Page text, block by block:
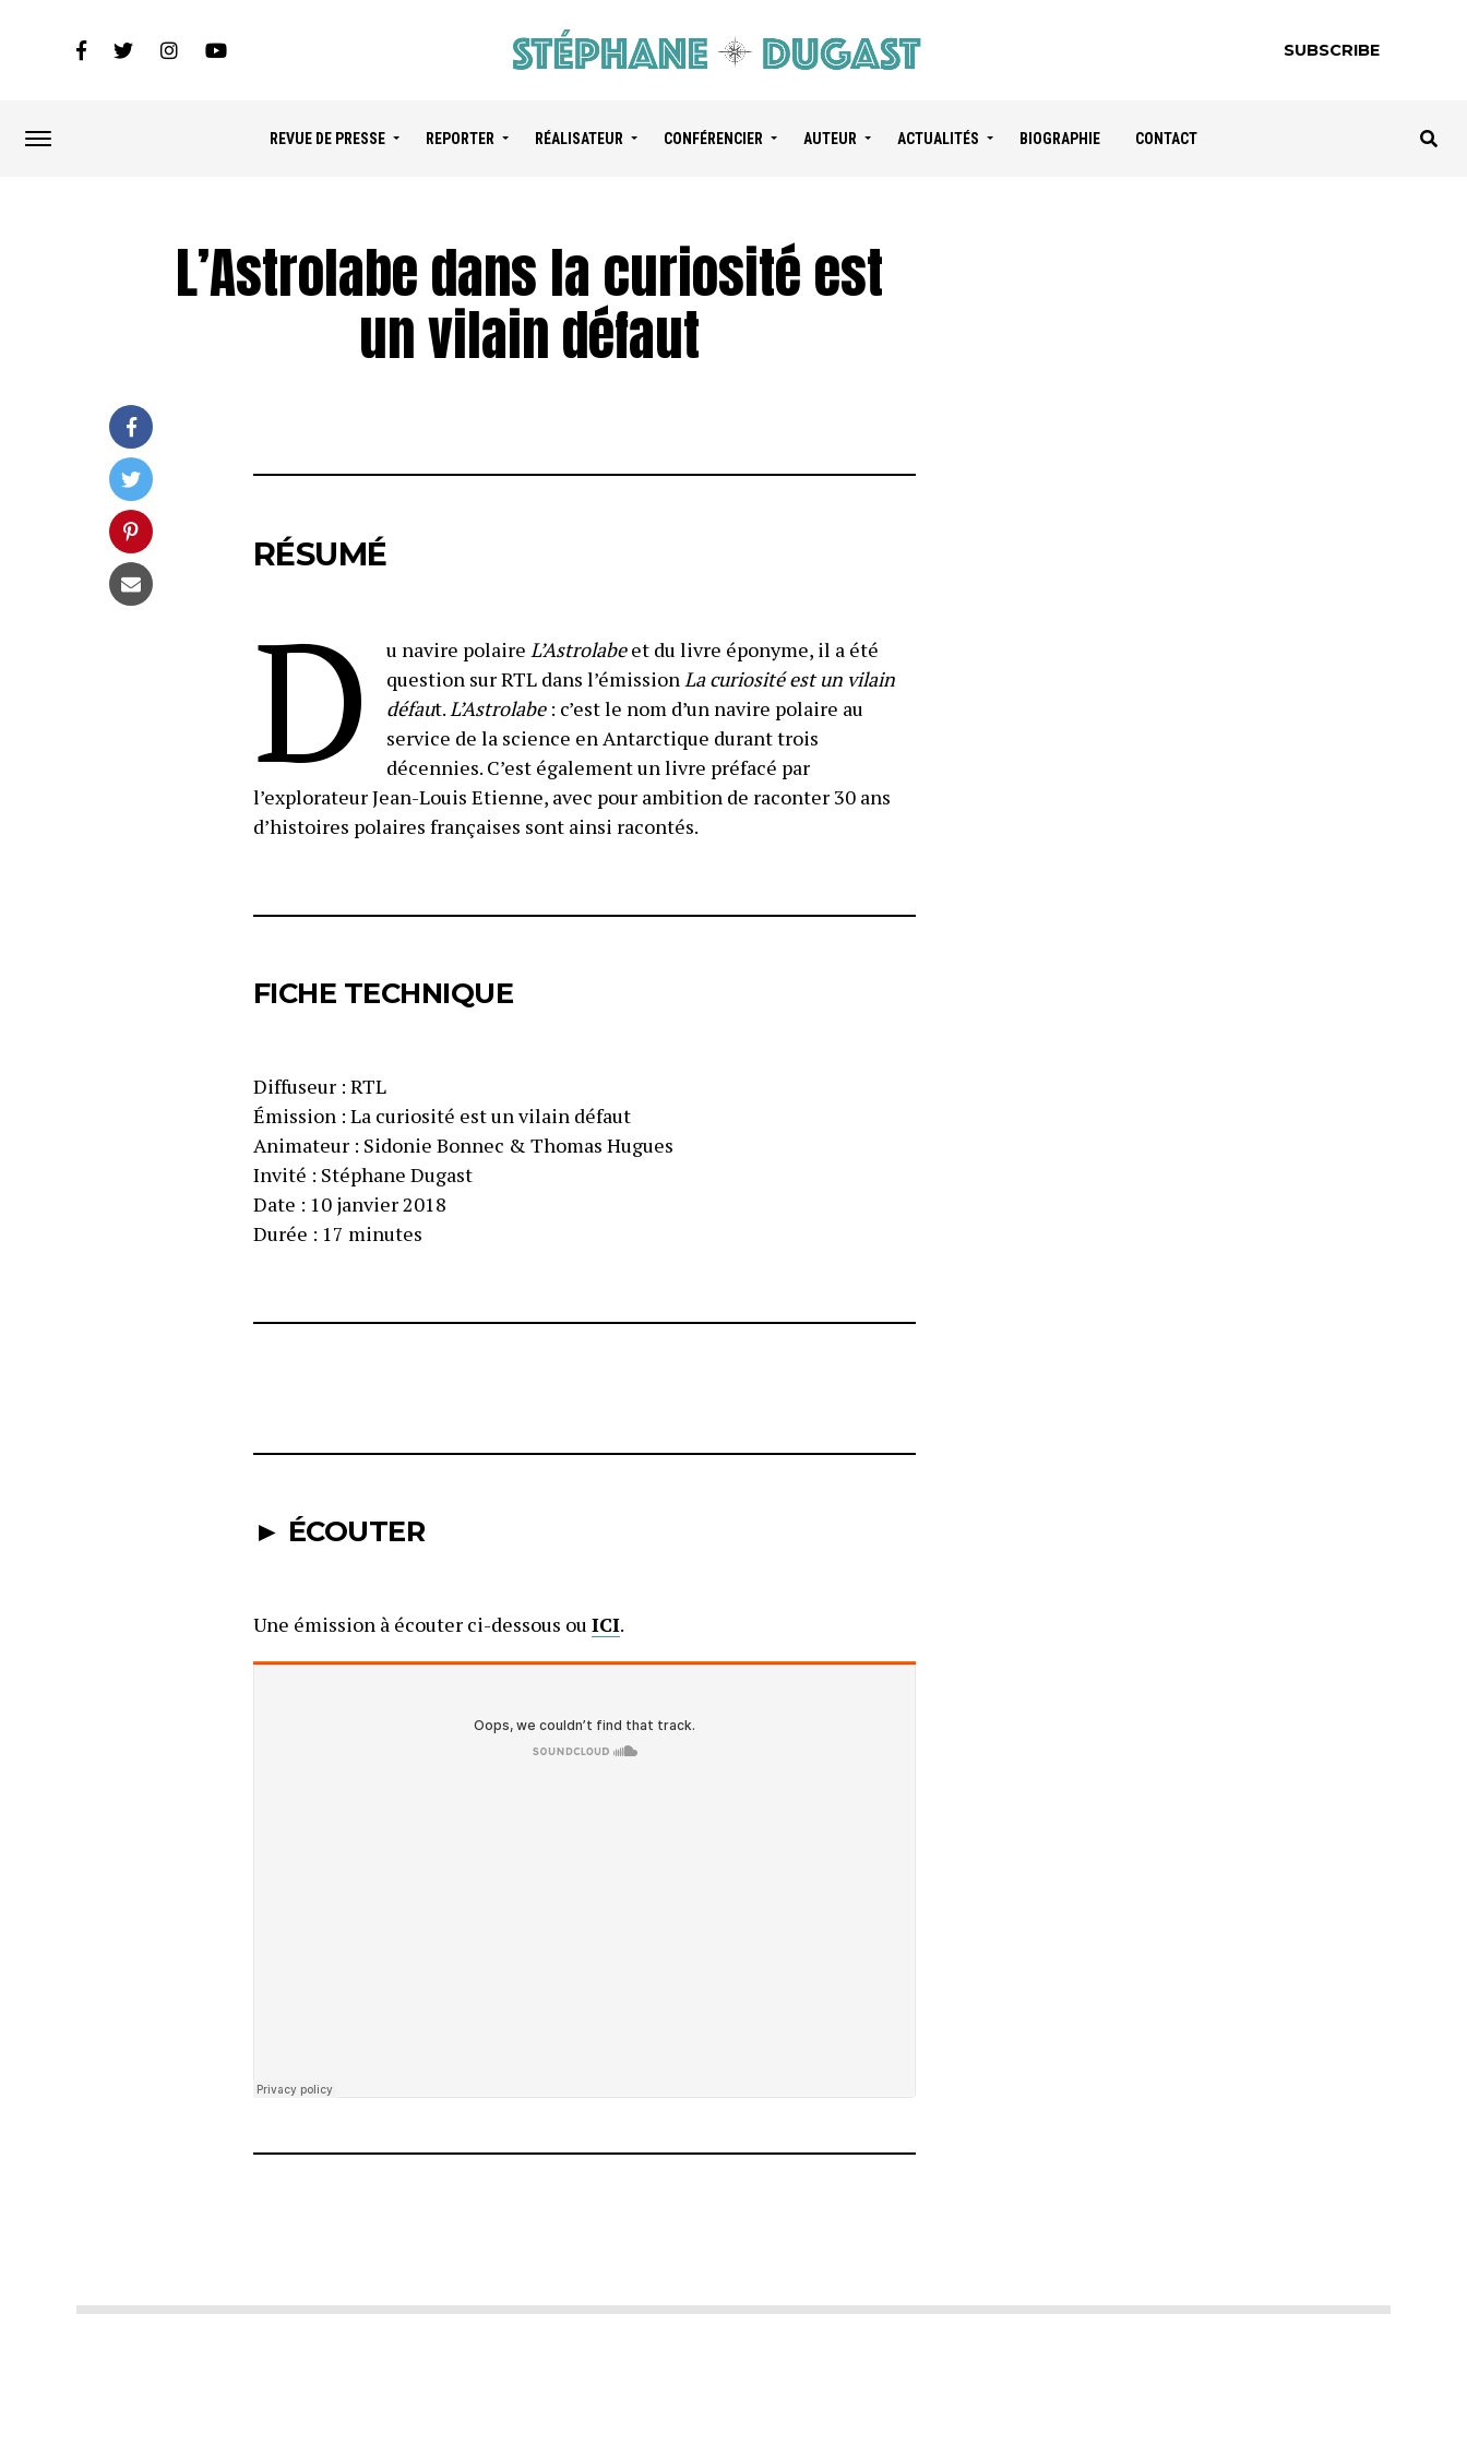
SUBSCRIBE
REVUE DE PRESSE REPORTER RÉALISATEUR CONFÉRENCIER AUTEUR ACTUALITÉS BIOGRAPHIE CONTACT
L’Astrolabe dans la curiosité est
un vilain défaut
RÉSUMÉ
D u navire polaireL’Astrolabeet du livre éponyme, il a été
question sur RTL dans l’émissionLa curiosité est un vilain
défaut.L’Astrolabe : c’est le nom d’un navire polaire au
service de la science en Antarctique durant trois
décennies. C’est également un livre préfacé par
l’explorateur Jean-Louis Etienne, avec pour ambition de raconter 30 ans
d’histoires polaires françaises sont ainsi racontés.
FICHE TECHNIQUE
Diffuseur : RTL
Émission : La curiosité est un vilain défaut
Animateur : Sidonie Bonnec & Thomas Hugues
Invité : Stéphane Dugast
Date : 10 janvier 2018
Durée : 17 minutes
► ÉCOUTER
Une émission à écouter ci-dessous ou ICI.